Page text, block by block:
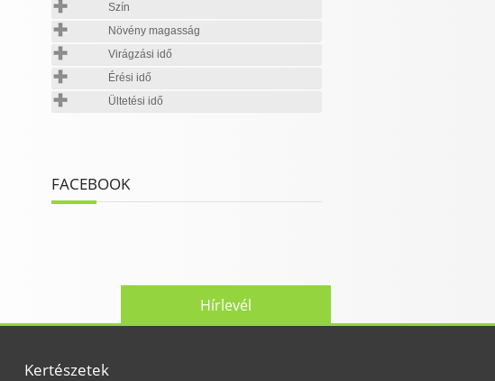
Szín
Növény magasság
Virágzási idő
Érési idő
Ültetési idő
FACEBOOK
Hírlevél
Kertészetek